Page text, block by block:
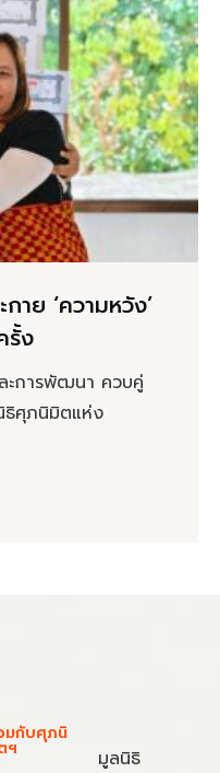
กาย ‘ความหวัง’
รั้ง
ะการพัฒนา ควบคู่
ธิศุภนิมิตแห่ง
มกับศุภนิ
ฯ
มูลนิธิ